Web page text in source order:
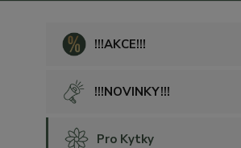
!!!AKCE!!!
!!!NOVINKY!!!
Pro Kytky